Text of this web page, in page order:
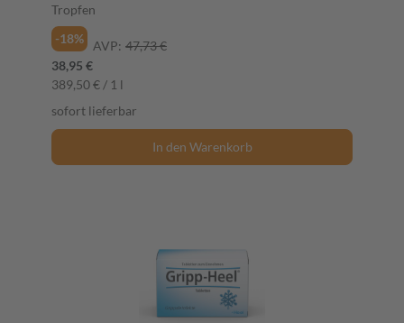
Tropfen
-18%
AVP: 47,73 €
38,95 €
389,50 € / 1 l
sofort lieferbar
In den Warenkorb